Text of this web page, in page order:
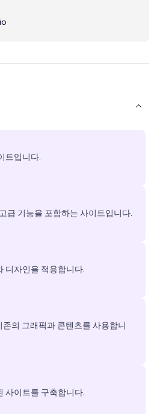
트입니다.
급 기능을 포함하는 사이트입니다.
디자인을 적용합니다.
의 그래픽과 콘텐츠를 사용합니
사이트를 구축합니다.